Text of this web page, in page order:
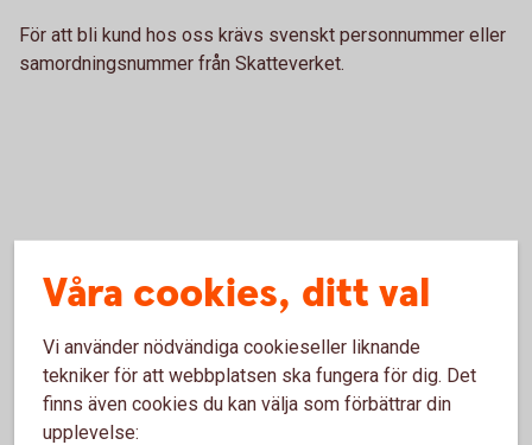
För att bli kund hos oss krävs svenskt personnummer eller
samordningsnummer från Skatteverket.
För att se detta innehåll behöver du först
godkänna cookies för Funktioner, prestanda
och statistik.
Våra cookies, ditt val
Vi använder nödvändiga cookieseller liknande
tekniker för att webbplatsen ska fungera för dig. Det
finns även cookies du kan välja som förbättrar din
upplevelse: